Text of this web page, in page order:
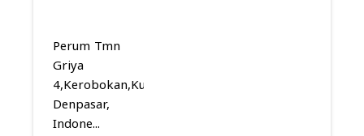
Perum Tmn
Griya
4,Kerobokan,Kuta,
Denpasar,
Indone...